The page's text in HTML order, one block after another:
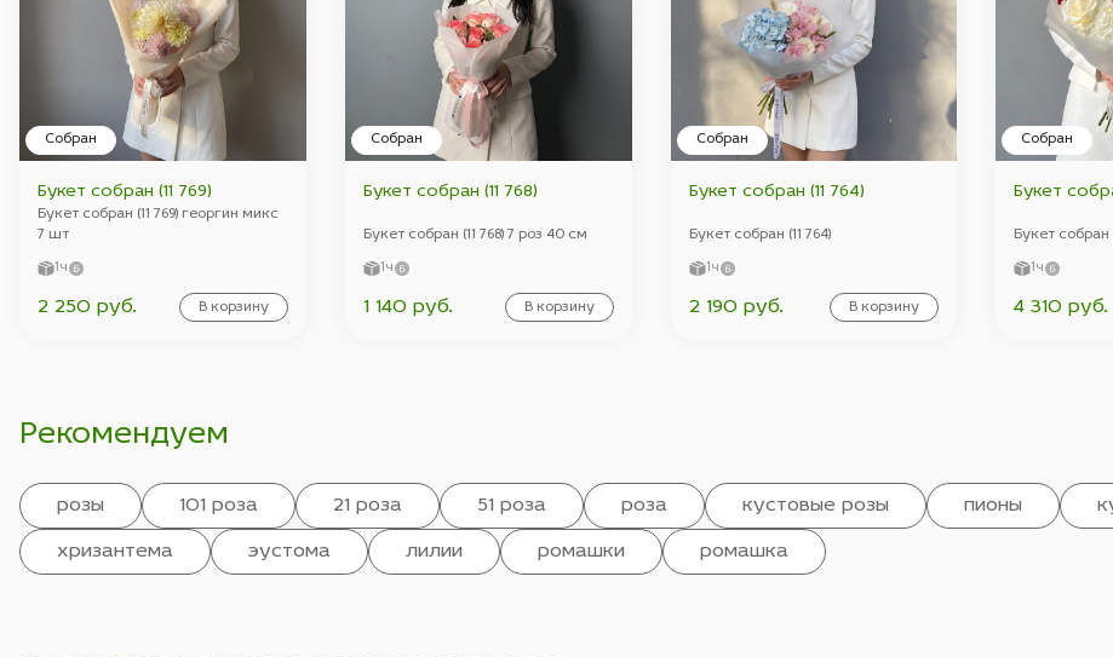
Собран
Букет собран (11 769)
Букет собран (11 769) георгин микс
7 шт
1ч
2 250 руб. В корзину
Собран
Букет собран (11 768)
Букет собран (11 768) 7 роз 40 см
1ч
1 140 руб. В корзину
Собран
Букет собран (11 764)
Букет собран (11 764)
1ч
2 190 руб. В корзину
Собран
Букет
Букет собран
1ч
4 310 руб.
Рекомендуем
розы 101 роза 21 роза 51 роза роза кустовые розы пионы
хризантема эустома лилии ромашки ромашка